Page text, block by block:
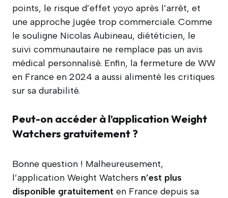
points, le risque d’effet yoyo après l’arrêt, et
une approche jugée trop commerciale. Comme
le souligne Nicolas Aubineau, diététicien, le
suivi communautaire ne remplace pas un avis
médical personnalisé. Enfin, la fermeture de WW
en France en 2024 a aussi alimenté les critiques
sur sa durabilité.
Peut-on accéder à l’application Weight
Watchers gratuitement ?
Bonne question ! Malheureusement,
l’application Weight Watchers n’est plus
disponible gratuitement en France depuis sa